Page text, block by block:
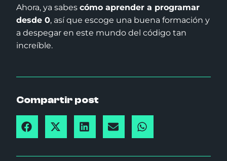
Ahora, ya sabescómo aprender a programar
desde 0, así que escoge una buena formación y
a despegar en este mundo del código tan
increíble.
Compartir post